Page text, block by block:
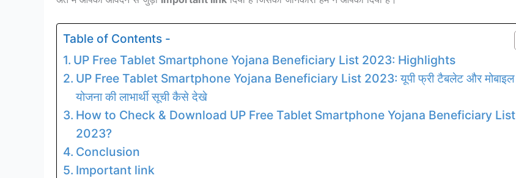
Table of Contents -
UP Free Tablet Smartphone Yojana Beneficiary List 2023: Highlights
UP Free Tablet Smartphone Yojana Beneficiary List 2023: यूपी फ्री टैबलेट और मोबाइल
योजना की लाभार्थी सूची कैसे देखे
How to Check & Download UP Free Tablet Smartphone Yojana Beneficiary List
2023?
Conclusion
Important link